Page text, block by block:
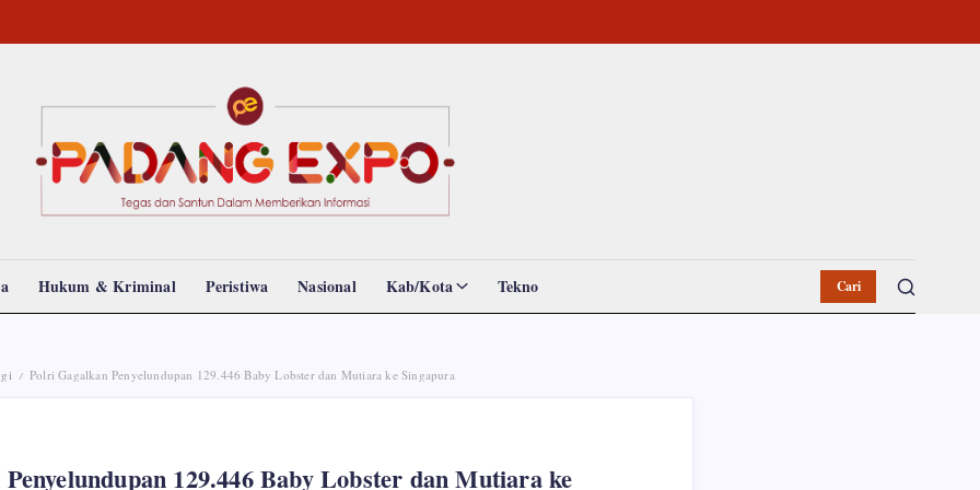
Padang
Expo
Tegas
dan
Santun
Memberikan
Informasi
Hukum & Kriminal Peristiwa Nasional Kab/Kota Tekno Cari
/ Polri Gagalkan Penyelundupan 129.446 Baby Lobster dan Mutiara ke Singapura
129.446 Baby Lobster dan Mutiara ke